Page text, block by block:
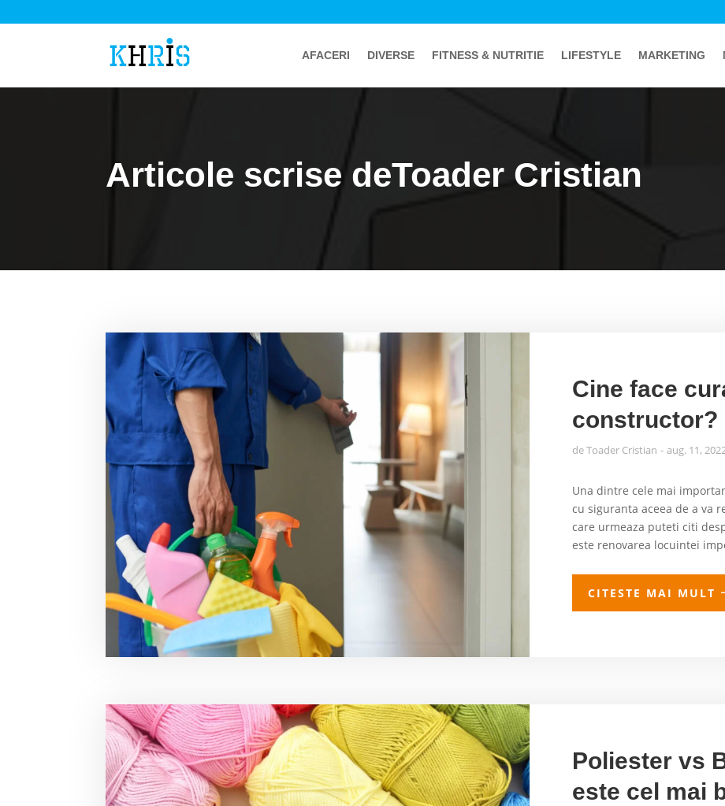
AFACERI DIVERSE FITNESS & NUTRITIE LIFESTYLE MARKETING
Articole scrise deToader Cristian
Cine face
constructor?
deToader Cristian aug. 11,
Una dintre cele mai
cu siguranta aceea de a va
care urmeaza puteti citi
este renovarea locuintei
CITESTE MAI MULT
Poliester vs
este cel mai